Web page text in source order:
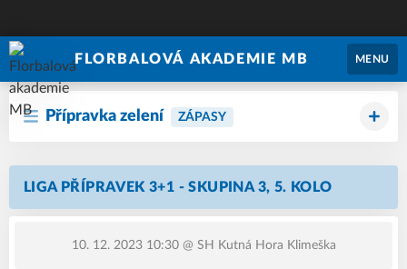
FLORBALOVÁ AKADEMIE MB MENU
Přípravka zelení ZÁPASY
LIGA PŘÍPRAVEK 3+1 - SKUPINA 3, 5. KOLO
10. 12. 2023 10:30@ SH Kutná Hora Klimeška